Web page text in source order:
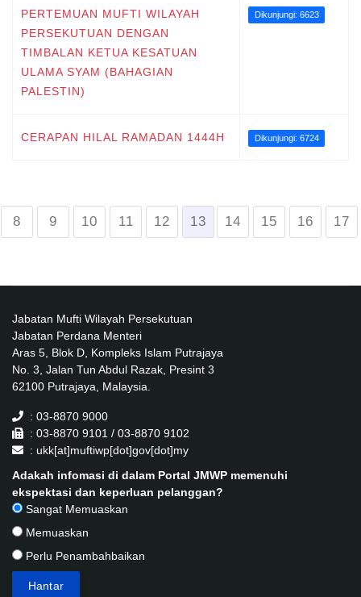
PERTEMUAN MUFTI WILAYAH
PERSEKUTUAN DENGAN
TIMBALAN KETUA KESATUAN
ULAMA SYAM (BAHAGIAN
PALESTIN)
Dikunjungi: 6623
CERAPAN HILAL RAMADAN 1444H Dikunjungi: 6724
8 9 10 11 12 13 14 15 16 17
Jabatan Mufti Wilayah Persekutuan
Jabatan Perdana Menteri
Aras 5, Blok D, Kompleks Islam Putrajaya
No. 3, Jalan Tun Abdul Razak, Presint 3
62100 Putrajaya, Malaysia.
: 03-8870 9000
: 03-8870 9101 / 03-8870 9102
: ukk[at]muftiwp[dot]gov[dot]my
Adakah infomasi di dalam Portal JMWP memenuhi
ekspektasi dan keperluan pelanggan?
Sangat Memuaskan
Memuaskan
Perlu Penambahbaikan